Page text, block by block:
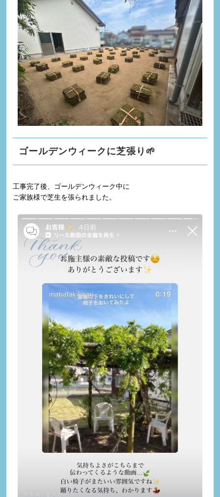
ゴールデンウィークに芝張り🌱
工事完了後、ゴールデンウィーク中に
ご家族様で芝生を張られました。